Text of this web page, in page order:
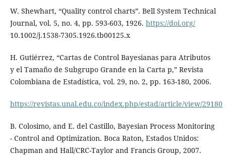
W. Shewhart, “Quality control charts”. Bell System Technical
Journal, vol. 5, no. 4, pp. 593-603, 1926. https://doi.org/
10.1002/j.1538-7305.1926.tb00125.x
H. Gutiérrez, “Cartas de Control Bayesianas para Atributos
y el Tamaño de Subgrupo Grande en la Carta p,” Revista
Colombiana de Estadística, vol. 29, no. 2, pp. 163-180, 2006.
https://revistas.unal.edu.co/index.php/estad/article/view/29180
B. Colosimo, and E. del Castillo, Bayesian Process Monitoring
- Control and Optimization. Boca Raton, Estados Unidos:
Chapman and Hall/CRC-Taylor and Francis Group, 2007.